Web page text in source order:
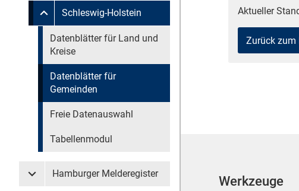
Untermenü Meine Region Schleswig-Holstein
Schleswig-Holstein
Untermenü überspringen
Datenblätter für Land und
Kreise
Datenblätter für
Gemeinden
Freie Datenauswahl
Tabellenmodul
Untermenü Hamburger Melderegister
Hamburger Melderegister
Aktueller
Zurück zum
Werkzeuge